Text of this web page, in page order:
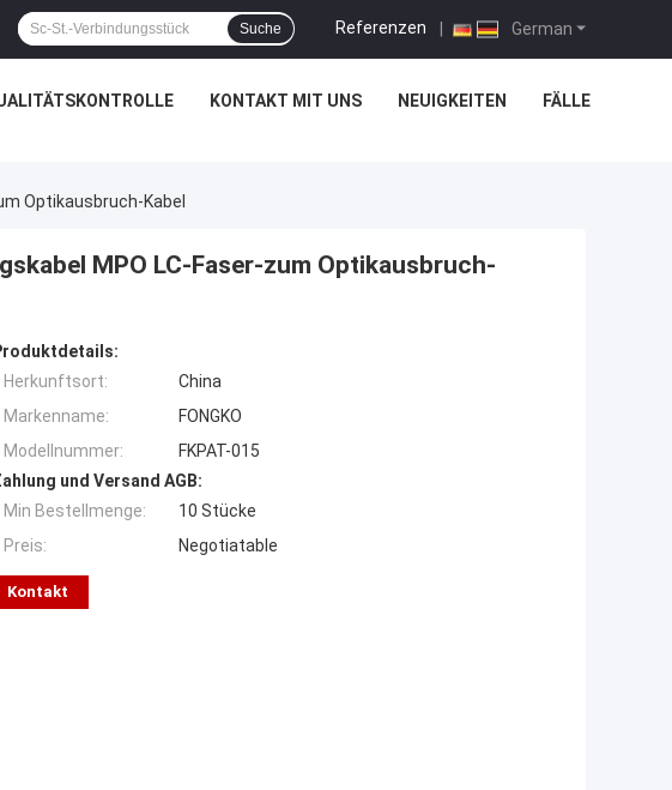
German
Referenzen |
Suche
KONTAKT MIT UNS NEUIGKEITEN FÄLLE
Optikausbruch-Kabel
MPO LC-Faser-zum Optikausbruch-
Herkunftsort:
China
Markenname:
FONGKO
Modellnummer:
FKPAT-015
und Versand AGB:
Min Bestellmenge:
10 Stücke
Preis:
Negotiatable
Kontakt